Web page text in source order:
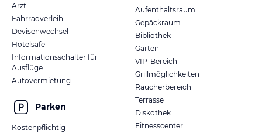
Arzt
Fahrradverleih
Devisenwechsel
Hotelsafe
Informationsschalter für
Ausflüge
Autovermietung
Parken
Kostenpflichtig
Aufenthaltsraum
Gepäckraum
Bibliothek
Garten
VIP-Bereich
Grillmöglichkeiten
Raucherbereich
Terrasse
Diskothek
Fitnesscenter